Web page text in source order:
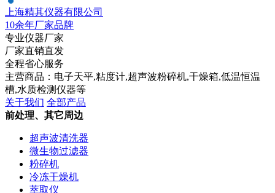
上海精其仪器有限公司
10余年厂家品牌
专业仪器厂家
厂家直销直发
全程省心服务
主营商品：电子天平,粘度计,超声波粉碎机,干燥箱,低温恒温
槽,水质检测仪器等
关于我们 全部产品
前处理、其它周边
超声波清洗器
微生物过滤器
粉碎机
冷冻干燥机
萃取仪